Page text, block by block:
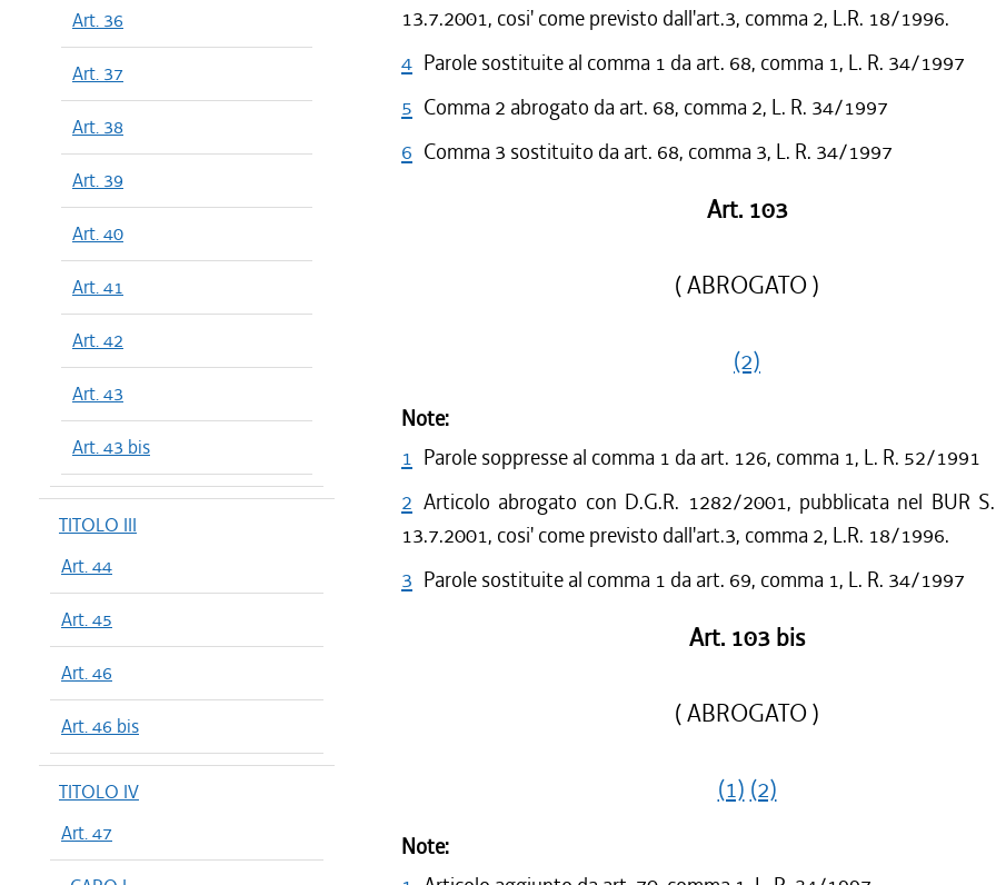
Art. 36
Art. 37
Art. 38
Art. 39
Art. 40
Art. 41
Art. 42
Art. 43
Art. 43 bis
TITOLO III
Art. 44
Art. 45
Art. 46
Art. 46 bis
TITOLO IV
Art. 47
13.7.2001, cosi' come previsto dall'art.3, comma 2, L.R. 18/1996.
4 Parole sostituite al comma 1 da art. 68, comma 1, L. R. 34/1997
5 Comma 2 abrogato da art. 68, comma 2, L. R. 34/1997
6 Comma 3 sostituito da art. 68, comma 3, L. R. 34/1997
Art. 103
( ABROGATO )
(2)
Note:
1 Parole soppresse al comma 1 da art. 126, comma 1, L. R. 52/1991
2 Articolo abrogato con D.G.R. 1282/2001, pubblicata nel BUR
13.7.2001, cosi' come previsto dall'art.3, comma 2, L.R. 18/1996.
3 Parole sostituite al comma 1 da art. 69, comma 1, L. R. 34/1997
Art. 103 bis
( ABROGATO )
(1) (2)
Note: